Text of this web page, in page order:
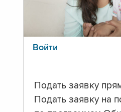
Войти
Подать заявку
Подать заявку на